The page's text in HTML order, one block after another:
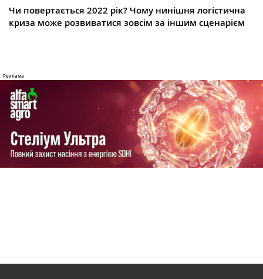
Чи повертається 2022 рік? Чому нинішня логістична
криза може розвиватися зовсім за іншим сценарієм